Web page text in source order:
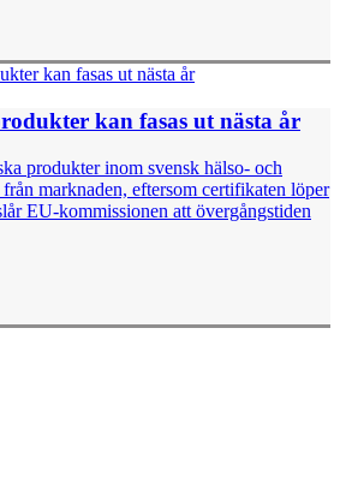
kan fasas ut nästa år
produkter inom svensk hälso- och
marknaden, eftersom certifikaten löper
EU-kommissionen att övergångstiden